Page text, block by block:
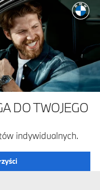
DO TWOJEGO
indywidualnych.